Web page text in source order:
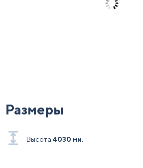
Размеры
Высота:4030 мм.